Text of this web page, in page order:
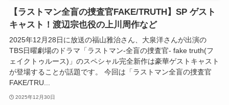
【ラストマン全盲の捜査官FAKE/TRUTH】SP ゲスト
キャスト！渡辺宗也役の上川周作など
2025年12月28日に放送の福山雅治さん、大泉洋さんが出演の
TBS日曜劇場のドラマ「ラストマン-全盲の捜査官- fake truth(フ
ェイクトゥルース)」のスペシャル完全新作は豪華ゲストキャスト
が登場することが話題です。 今回は「ラストマン全盲の捜査官
FAKE/TRU...
2025年12月30日